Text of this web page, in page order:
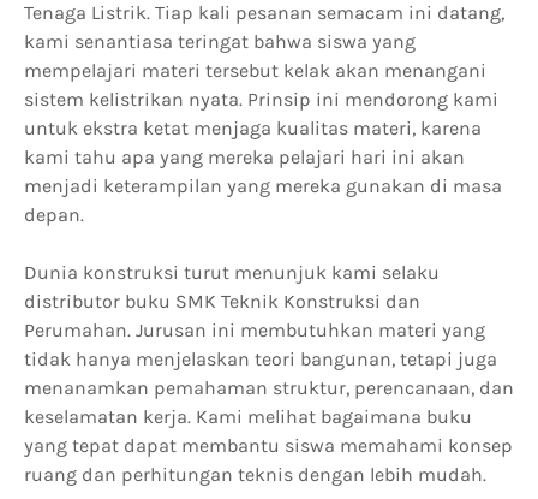
Tenaga Listrik. Tiap kali pesanan semacam ini datang,
kami senantiasa teringat bahwa siswa yang
mempelajari materi tersebut kelak akan menangani
sistem kelistrikan nyata. Prinsip ini mendorong kami
untuk ekstra ketat menjaga kualitas materi, karena
kami tahu apa yang mereka pelajari hari ini akan
menjadi keterampilan yang mereka gunakan di masa
depan.
Dunia konstruksi turut menunjuk kami selaku
distributor buku SMK Teknik Konstruksi dan
Perumahan. Jurusan ini membutuhkan materi yang
tidak hanya menjelaskan teori bangunan, tetapi juga
menanamkan pemahaman struktur, perencanaan, dan
keselamatan kerja. Kami melihat bagaimana buku
yang tepat dapat membantu siswa memahami konsep
ruang dan perhitungan teknis dengan lebih mudah.